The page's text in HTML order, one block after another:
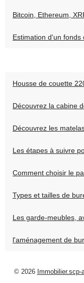
Bitcoin, Ethereum,
Estimation d'un fonds
Housse de couette
Découvrez la cabine
Découvrez les
Les étapes à suivre
Comment choisir le
Types et tailles de
Les garde-meubles,
l'aménagement de
© 2026